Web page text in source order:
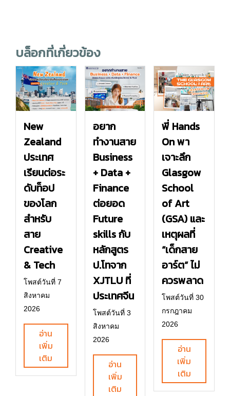
บล็อกที่เกี่ยวข้อง
New
Zealand
ประเทศ
เรียนต่อระ
ดับท็อป
ของโลก
สำหรับ
สาย
Creative
& Tech
โพสต์วันที่ 7
สิงหาคม
2026
อ่าน
เพิ่ม
เติม
อยาก
ทำงานสาย
Business
+ Data +
Finance
ต่อยอด
Future
skills กับ
หลักสูตร
ป.โทจาก
XJTLU ที่
ประเทศจีน
โพสต์วันที่ 3
สิงหาคม
2026
อ่าน
เพิ่ม
เติม
พี่ Hands
On พา
เจาะลึก
Glasgow
School
of Art
(GSA) และ
เหตุผลที่
“เด็กสาย
อาร์ต” ไม่
ควรพลาด
โพสต์วันที่ 30
กรกฎาคม
2026
อ่าน
เพิ่ม
เติม